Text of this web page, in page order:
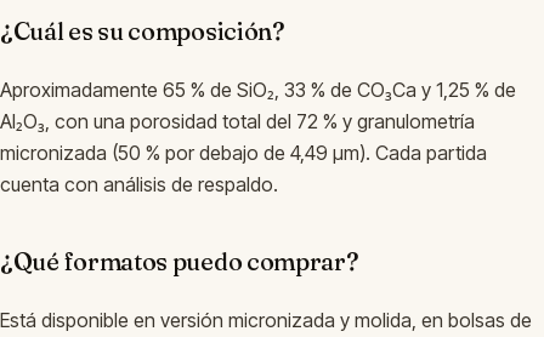
¿Cuál es su composición?
Aproximadamente 65 % de SiO₂, 33 % de CO₃Ca y 1,25 % de
Al₂O₃, con una porosidad total del 72 % y granulometría
micronizada (50 % por debajo de 4,49 µm). Cada partida
cuenta con análisis de respaldo.
¿Qué formatos puedo comprar?
Está disponible en versión micronizada y molida, en bolsas de